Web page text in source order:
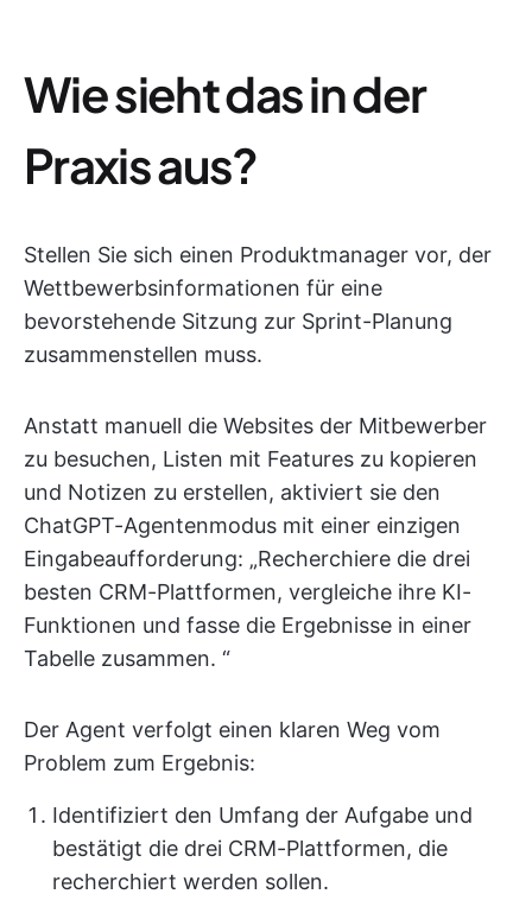
Wie sieht das in der
Praxis aus?
Stellen Sie sich einen Produktmanager vor, der
Wettbewerbsinformationen für eine
bevorstehende Sitzung zur Sprint-Planung
zusammenstellen muss.
Anstatt manuell die Websites der Mitbewerber
zu besuchen, Listen mit Features zu kopieren
und Notizen zu erstellen, aktiviert sie den
ChatGPT-Agentenmodus mit einer einzigen
Eingabeaufforderung: „Recherchiere die drei
besten CRM-Plattformen, vergleiche ihre KI-
Funktionen und fasse die Ergebnisse in einer
Tabelle zusammen. “
Der Agent verfolgt einen klaren Weg vom
Problem zum Ergebnis:
Identifiziert den Umfang der Aufgabe und
bestätigt die drei CRM-Plattformen, die
recherchiert werden sollen.